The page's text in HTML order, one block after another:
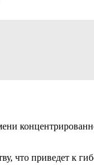
что приведет к